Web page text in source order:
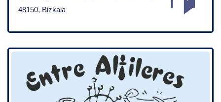
48150, Bizkaia